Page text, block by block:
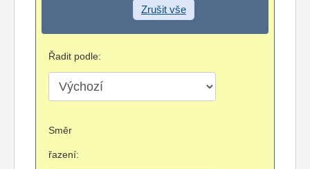
Zrušit vše
Řadit podle:
Směr
řazení: